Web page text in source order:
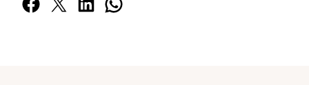
Facebook X LinkedIn WhatsApp